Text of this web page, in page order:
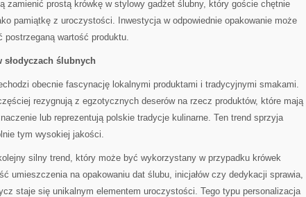
zamienić prostą krówkę w stylowy gadżet ślubny, który goście chętnie
pamiątkę z uroczystości. Inwestycja w odpowiednie opakowanie może
postrzeganą wartość produktu.
słodyczach ślubnych
obecnie fascynację lokalnymi produktami i tradycyjnymi smakami.
rezygnują z egzotycznych deserów na rzecz produktów, które mają
lub reprezentują polskie tradycje kulinarne. Ten trend sprzyja
tym wysokiej jakości.
silny trend, który może być wykorzystany w przypadku krówek
umieszczenia na opakowaniu dat ślubu, inicjałów czy dedykacji sprawia,
staje się unikalnym elementem uroczystości. Tego typu personalizacja